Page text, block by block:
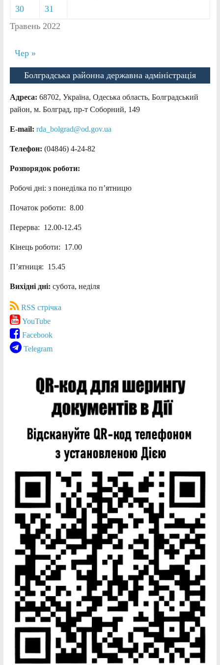
Травень 2022
30 31
Чер »
Болградська районна державна адміністрація
Адреса: 68702, Україна, Одеська область, Болградський
район, м. Болград, пр-т Соборний, 149
E-mail: rda_bolgrad@od.gov.ua
Телефон: (04846) 4-24-82
Розпорядок роботи:
Робочі дні: з понеділка по п’ятницю
Початок роботи: 8.00
Перерва: 12.00-12.45
Кінець роботи: 17.00
П’ятниця: 15.45
Вихідні дні: субота, неділя
RSS стрічка
YouTube
Facebook
Telegram